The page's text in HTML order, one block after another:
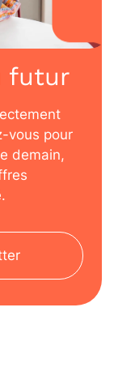
futur
vous pour
demain,